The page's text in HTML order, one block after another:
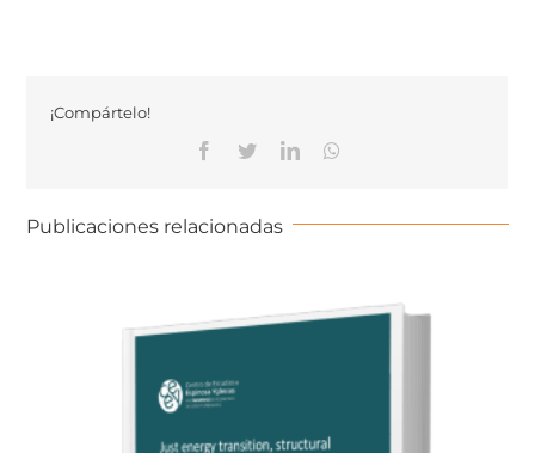
¡Compártelo!
Publicaciones relacionadas